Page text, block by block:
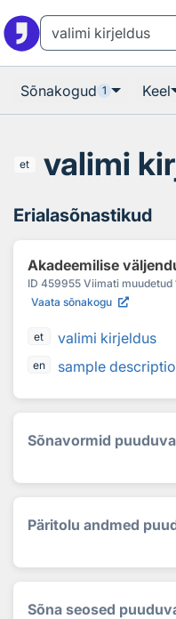
Sõnakogud 1 Keel
et valimi
Erialasõnastikud
Akadeemilise
ID 459955 Viimati muudetud
Vaata sõnakogu
et valimi kirjeldus
en sample
Sõnavormid
Päritolu andmed
Sõna seosed